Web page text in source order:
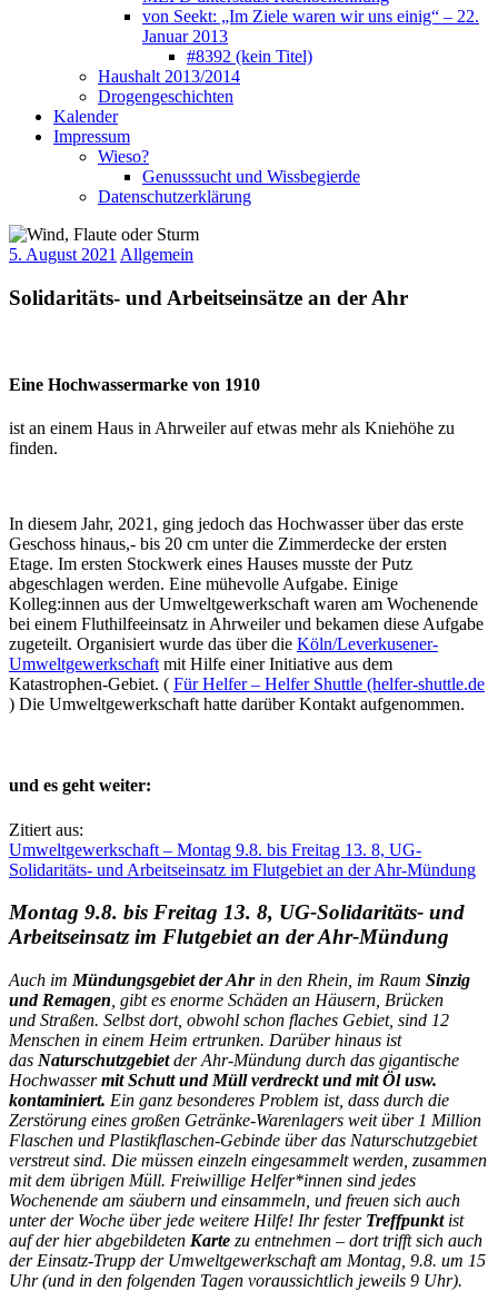
von Seekt: „Im Ziele waren wir uns einig“ – 22.
Januar 2013
#8392 (kein Titel)
Haushalt 2013/2014
Drogengeschichten
Kalender
Impressum
Wieso?
Genusssucht und Wissbegierde
Datenschutzerklärung
5. August 2021 Allgemein
Solidaritäts- und Arbeitseinsätze an der Ahr
Eine Hochwassermarke von 1910
ist an einem Haus in Ahrweiler auf etwas mehr als Kniehöhe zu
finden.
In diesem Jahr, 2021, ging jedoch das Hochwasser über das erste
Geschoss hinaus,- bis 20 cm unter die Zimmerdecke der ersten
Etage. Im ersten Stockwerk eines Hauses musste der Putz
abgeschlagen werden. Eine mühevolle Aufgabe. Einige
Kolleg:innen aus der Umweltgewerkschaft waren am Wochenende
bei einem Fluthilfeeinsatz in Ahrweiler und bekamen diese Aufgabe
zugeteilt. Organisiert wurde das über die Köln/Leverkusener-
Umweltgewerkschaft mit Hilfe einer Initiative aus dem
Katastrophen-Gebiet. ( Für Helfer – Helfer Shuttle (helfer-shuttle.de
) Die Umweltgewerkschaft hatte darüber Kontakt aufgenommen.
und es geht weiter:
Zitiert aus:
Umweltgewerkschaft – Montag 9.8. bis Freitag 13. 8, UG-
Solidaritäts- und Arbeitseinsatz im Flutgebiet an der Ahr-Mündung
Montag 9.8. bis Freitag 13. 8, UG-Solidaritäts- und
Arbeitseinsatz im Flutgebiet an der Ahr-Mündung
Auch im Mündungsgebiet der Ahrin den Rhein, im Raum Sinzig
und Remagen , gibt es enorme Schäden an Häusern, Brücken
und Straßen. Selbst dort, obwohl schon flaches Gebiet, sind 12
Menschen in einem Heim ertrunken. Darüber hinaus ist
das Naturschutzgebietder Ahr-Mündung durch das gigantische
Hochwassermit Schutt und Müll verdreckt und mit Öl usw.
kontaminiert. Ein ganz besonderes Problem ist, dass durch die
Zerstörung eines großen Getränke-Warenlagers weit über 1 Million
Flaschen und Plastikflaschen-Gebinde über das Naturschutzgebiet
verstreut sind. Die müssen einzeln eingesammelt werden, zusammen
mit dem übrigen Müll. Freiwillige Helfer*innen sind jedes
Wochenende am säubern und einsammeln, und freuen sich auch
unter der Woche über jede weitere Hilfe! Ihr fester Treffpunktist
auf der hier abgebildeten Karte zu entnehmen – dort trifft sich auch
der Einsatz-Trupp der Umweltgewerkschaft am Montag, 9.8. um 15
Uhr (und in den folgenden Tagen voraussichtlich jeweils 9 Uhr).